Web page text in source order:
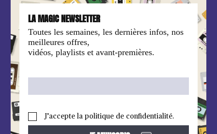
LA MAGIC NEWSLETTER
Toutes les semaines, les dernières infos, nos
meilleures offres,
vidéos, playlists et avant-premières.
J’accepte la politique de confidentialité.